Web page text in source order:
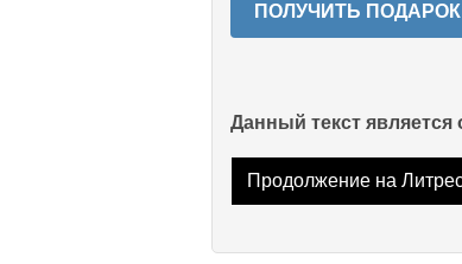
ПОЛУЧИТЬ ПОДАРОК
Данный текст
Продолжение на